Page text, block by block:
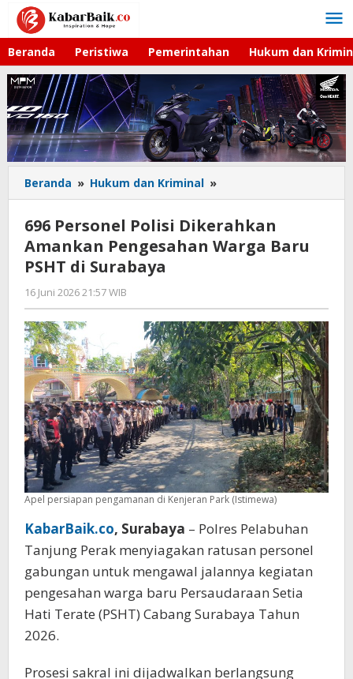
Lewati
konten
Beranda Peristiwa Pemerintahan Hukum dan
Beranda » Hukum dan Kriminal »
Personel
Polisi
Dikerahkan
Amankan
di
Surabaya
696 Personel Polisi Dikerahkan
Amankan Pengesahan Warga Baru
PSHT di Surabaya
16 Juni 2026 21:57 WIB
Imam
WD
Apel persiapan pengamanan di Kenjeran Park (Istimewa)
KabarBaik.co, Surabaya – Polres Pelabuhan
Tanjung Perak menyiagakan ratusan personel
gabungan untuk mengawal jalannya kegiatan
pengesahan warga baru Persaudaraan Setia
Hati Terate (PSHT) Cabang Surabaya Tahun
2026.
Prosesi sakral ini dijadwalkan berlangsung